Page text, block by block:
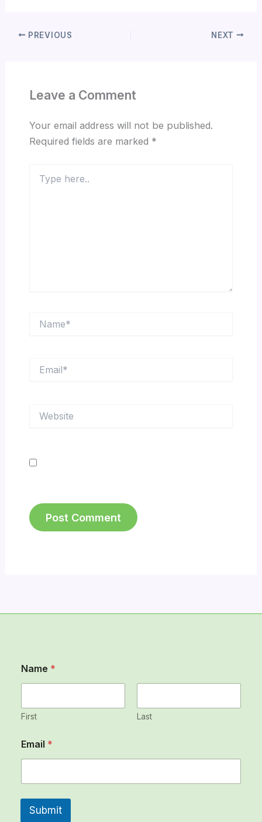
PREVIOUS NEXT
Leave a Comment
Your email address will not be published.
Required fields are marked *
here..
Name *
First Last
a
m
N
m
Email *
Submit